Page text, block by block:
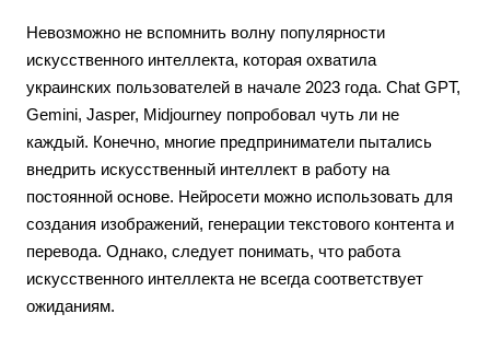
Невозможно не вспомнить волну популярности
искусственного интеллекта, которая охватила
украинских пользователей в начале 2023 года. Chat GPT,
Gemini, Jasper, Midjourney попробовал чуть ли не
каждый. Конечно, многие предприниматели пытались
внедрить искусственный интеллект в работу на
постоянной основе. Нейросети можно использовать для
создания изображений, генерации текстового контента и
перевода. Однако, следует понимать, что работа
искусственного интеллекта не всегда соответствует
ожиданиям.